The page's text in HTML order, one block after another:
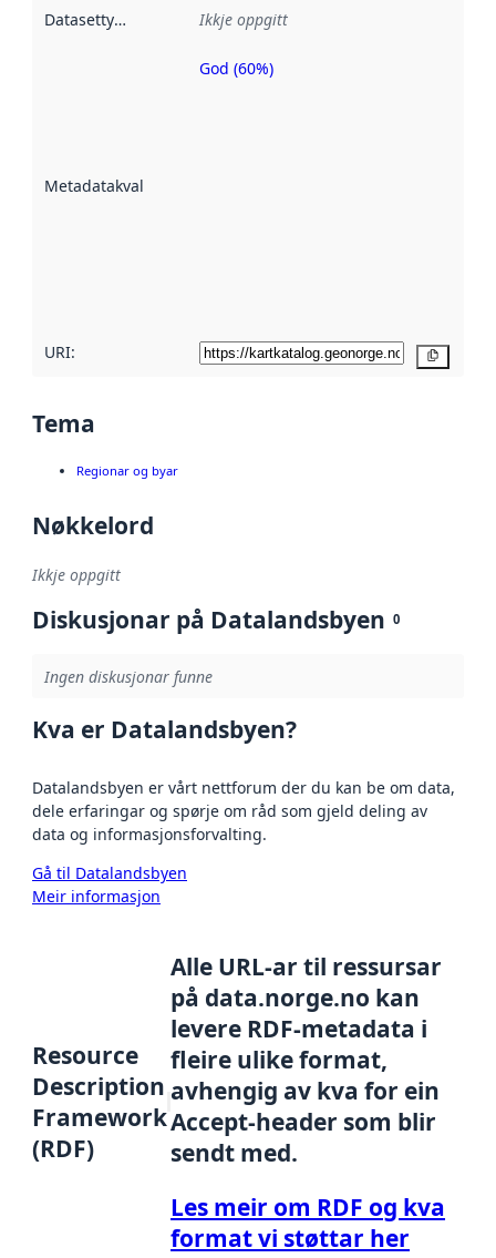
Datasettype Ikkje oppgitt
Metadatakvalitet
Metadatakvalitet
God (60%)
URI:
Tema
Regionar og byar
Nøkkelord
Ikkje oppgitt
Diskusjonar på Datalandsbyen 0
Ingen diskusjonar funne
Kva er Datalandsbyen?
Datalandsbyen er vårt nettforum der du kan be om data,
dele erfaringar og spørje om råd som gjeld deling av
data og informasjonsforvalting.
Gå til Datalandsbyen
Meir informasjon
Resource
Description
Framework
(RDF)
Alle URL-ar til ressursar
på data.norge.no kan
levere RDF-metadata i
fleire ulike format,
avhengig av kva for ein
Accept-header som blir
sendt med.
Les meir om RDF og kva
format vi støttar her